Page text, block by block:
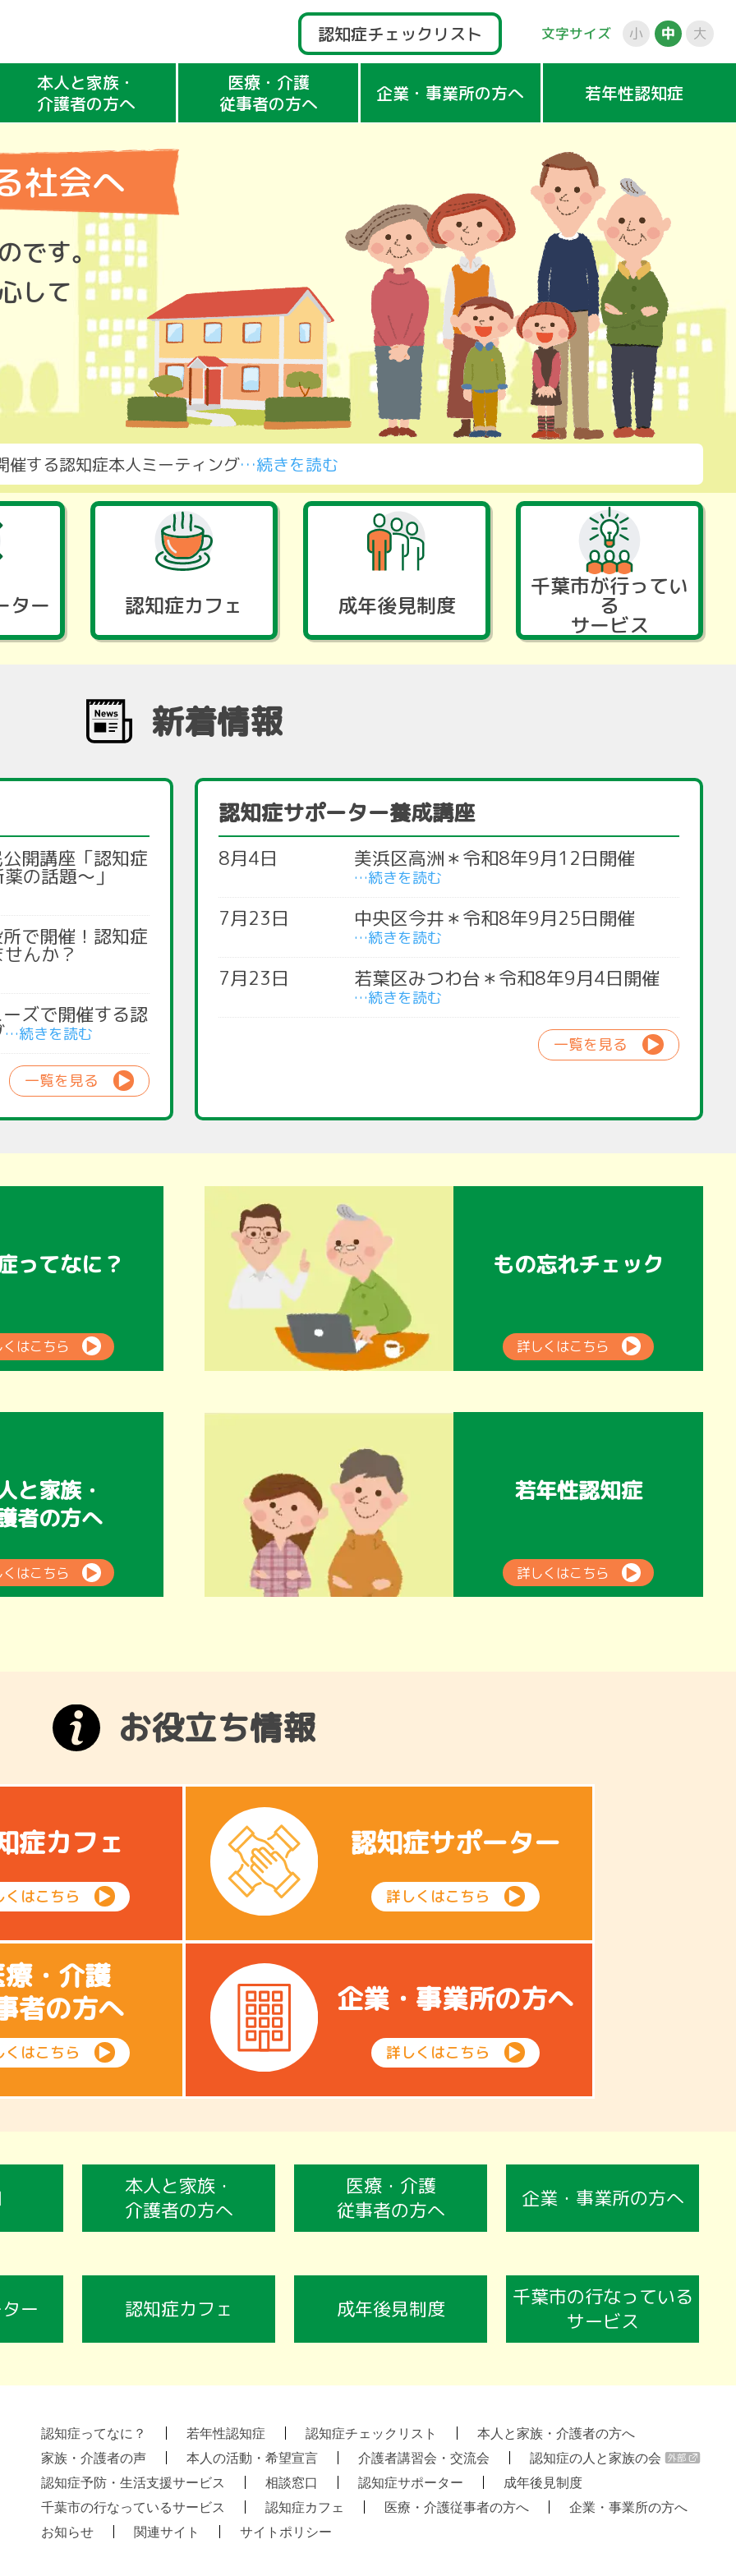
認知症チェックリスト 文字サイズ 小 中 大
本人と家族・
介護者の方へ
医療・介護
従事者の方へ
企業・事業所の方へ 若年性認知症
社会へ
です。
して
する認知症本人ミーティング
ター 認知症カフェ 成年後見制度
千葉市が行ってい
る
サービス
新着情報
開講座「認知症
の話題～」
で開催！認知症
んか？
ズで開催する認
一覧を見る ▶
認知症サポーター養成講座
8月4日 美浜区高洲＊令和8年9月12日開催
7月23日 中央区今井＊令和8年9月25日開催
7月23日 若葉区みつわ台＊令和8年9月4日開催
一覧を見る ▶
ってなに？
はこちら ▶
もの忘れチェック
詳しくはこちら ▶
と家族・
者の方へ
はこちら ▶
若年性認知症
詳しくはこちら ▶
お役立ち情報
症カフェ
くはこちら ▶
認知症サポーター
詳しくはこちら ▶
・介護
者の方へ
くはこちら ▶
企業・事業所の方へ
詳しくはこちら ▶
本人と家族・
介護者の方へ
医療・介護
従事者の方へ
企業・事業所の方へ
ー 認知症カフェ 成年後見制度
千葉市の行なっている
サービス
認知症ってなに？ 若年性認知症 認知症チェックリスト
本人と家族・介護者の方へ
家族・介護者の声
本人の活動・希望宣言 介護者講習会・交流会
認知症の人と家族の会
認知症予防・生活支援サービス
相談窓口 認知症サポーター
成年後見制度
千葉市の行なっているサービス
認知症カフェ 医療・介護従事者の方へ
企業・事業所の方へ
お知らせ
関連サイト サイトポリシー